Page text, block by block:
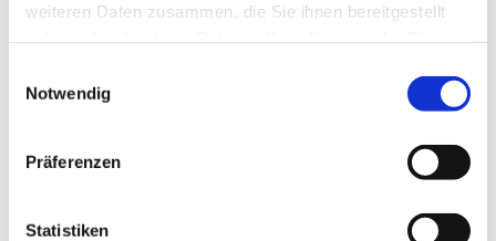
weiteren Daten zusammen, die Sie ihnen bereitgestellt
Notwendig
Präferenzen
Statistiken
Dies könnte Sie auch